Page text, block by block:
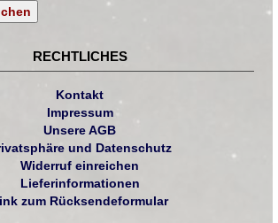
RECHTLICHES
Kontakt
Impressum
Unsere AGB
und Datenschutz
Widerruf einreichen
Lieferinformationen
zum Rücksendeformular